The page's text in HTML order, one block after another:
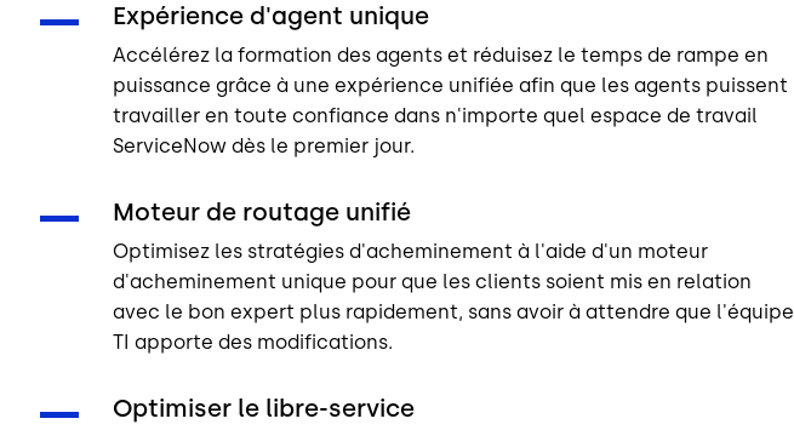
Expérience d'agent unique
Accélérez la formation des agents et réduisez le temps de rampe en
puissance grâce à une expérience unifiée afin que les agents puissent
travailler en toute confiance dans n'importe quel espace de travail
ServiceNow dès le premier jour.
Moteur de routage unifié
Optimisez les stratégies d'acheminement à l'aide d'un moteur
d'acheminement unique pour que les clients soient mis en relation
avec le bon expert plus rapidement, sans avoir à attendre que l'équipe
TI apporte des modifications.
Optimiser le libre-service